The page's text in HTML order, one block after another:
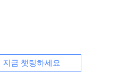
지금 챗팅하세요